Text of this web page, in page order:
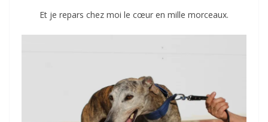
Et je repars chez moi le cœur en mille morceaux.